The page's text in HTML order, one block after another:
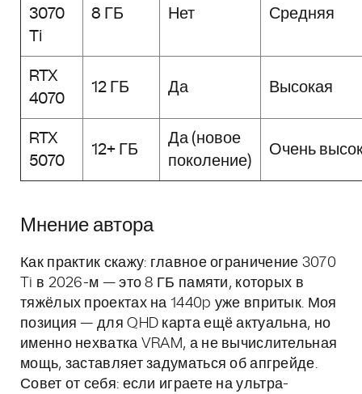
3070
Ti
8 ГБ Нет Средняя
RTX
4070
12 ГБ Да Высокая
RTX
5070
12+ ГБ
Да (новое
поколение)
Очень
Мнение автора
Как практик скажу: главное ограничение 3070
Ti в 2026-м — это 8 ГБ памяти, которых в
тяжёлых проектах на 1440p уже впритык. Моя
позиция — для QHD карта ещё актуальна, но
именно нехватка VRAM, а не вычислительная
мощь, заставляет задуматься об апгрейде.
Совет от себя: если играете на ультра-